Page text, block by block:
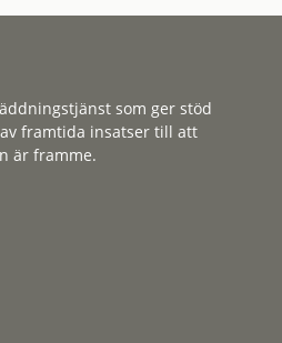
som ger stöd
framtida insatser till att
är framme.